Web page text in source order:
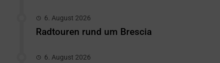
6. August 2026
Radtouren rund um Brescia
6. August 2026